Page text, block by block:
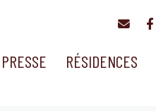
PRESSE RÉSIDENCES